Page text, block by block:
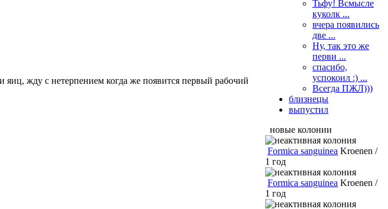
жду с нетерпением когда же появится первый рабочий
Тьфу! Всмысле
куколк ...
вчера появились
две ...
Ну, так это же
перви ...
спасибо,
успокоил :) ...
Всегда ПЖЛ)))
близнецы
выпустил
новые колонии
Formica sanguinea Kroenen /
1 год
Formica sanguinea Kroenen /
1 год